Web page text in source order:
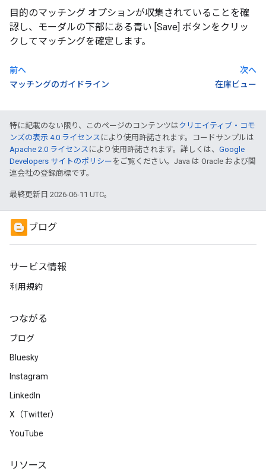
目的のマッチング オプションが収集されていることを確
認し、モーダルの下部にある青い [Save] ボタンをクリッ
クしてマッチングを確定します。
前へ
マッチングのガイドライン
次へ
在庫ビュー
特に記載のない限り、このページのコンテンツはクリエイティブ・コモ
ンズの表示 4.0 ライセンス により使用許諾されます。コードサンプルは
Apache 2.0 ライセンス により使用許諾されます。詳しくは、 Google
Developers サイトのポリシー をご覧ください。Java は Oracle および関
連会社の登録商標です。
最終更新日 2026-06-11 UTC。
ブログ
サービス情報
利用規約
つながる
ブログ
Bluesky
Instagram
LinkedIn
X（Twitter）
YouTube
リソース